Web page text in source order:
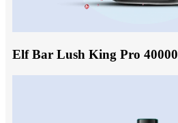
Elf Bar Lush King Pro 40000